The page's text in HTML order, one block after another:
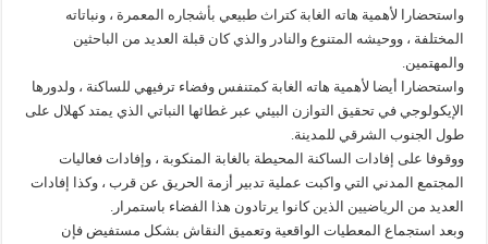
واستحضارا لأهمية هاته الغابة كتراث طبيعي بأشجاره المعمرة ، ونباتاته
المختلفة ، ووحيشه المتنوع والنادر والذي كان قبلة العديد من الباحثين
والمهتمين.
واستحضارا أيضا لأهمية هاته الغابة كمتنفس وفضاء ترفيهي للساكنة ، ولدورها
الإيكولوجي في تحقيق التوازن البيئي عبر غطائها النباتي الذي يمتد كهلال على
طول الجنوب الشرقي للمدينة.
ووقوفا على إفادات الساكنة المحيطة بالغابة المنكوبة ، وإفادات فعاليات
المجتمع المدني التي واكبت عملية تدبير أزمة الحريق عن قرب ، وكذا إفادات
العديد من الرياضيين الذين كانوا يرتادون هذا الفضاء باستمرار.
وبعد استجماع المعطيات الواقعية وتعميق النقاش بشكل مستفيض فإن